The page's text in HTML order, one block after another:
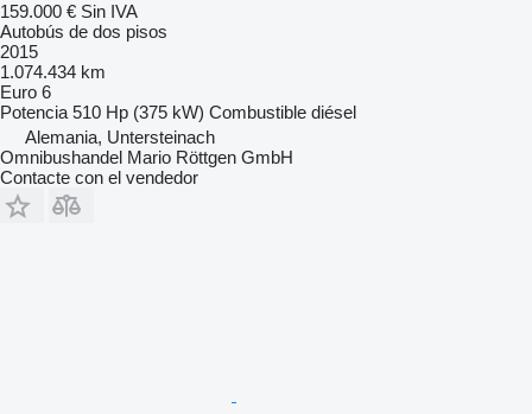
159.000 € Sin IVA
Autobús de dos pisos
2015
1.074.434 km
Euro 6
Potencia 510 Hp (375 kW) Combustible diésel
Alemania, Untersteinach
Omnibushandel Mario Röttgen GmbH
Contacte con el vendedor